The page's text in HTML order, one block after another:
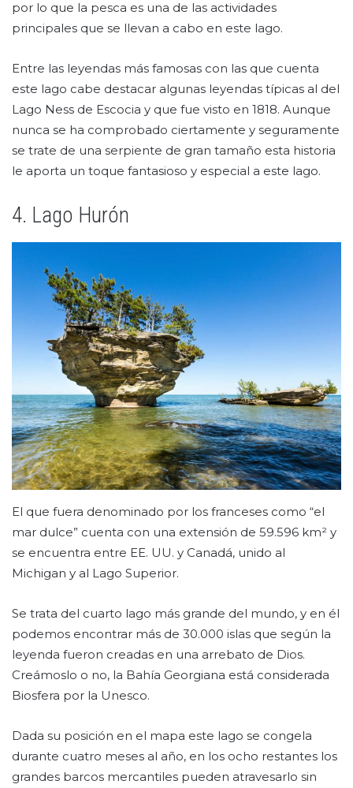
por lo que la pesca es una de las actividades
principales que se llevan a cabo en este lago.
Entre las leyendas más famosas con las que cuenta
este lago cabe destacar algunas leyendas típicas al del
Lago Ness de Escocia y que fue visto en 1818. Aunque
nunca se ha comprobado ciertamente y seguramente
se trate de una serpiente de gran tamaño esta historia
le aporta un toque fantasioso y especial a este lago.
4. Lago Hurón
El que fuera denominado por los franceses como “el
mar dulce” cuenta con una extensión de 59.596 km² y
se encuentra entre EE. UU. y Canadá, unido al
Michigan y al Lago Superior.
Se trata del cuarto lago más grande del mundo, y en él
podemos encontrar más de 30.000 islas que según la
leyenda fueron creadas en una arrebato de Dios.
Creámoslo o no, la Bahía Georgiana está considerada
Biosfera por la Unesco.
Dada su posición en el mapa este lago se congela
durante cuatro meses al año, en los ocho restantes los
grandes barcos mercantiles pueden atravesarlo sin